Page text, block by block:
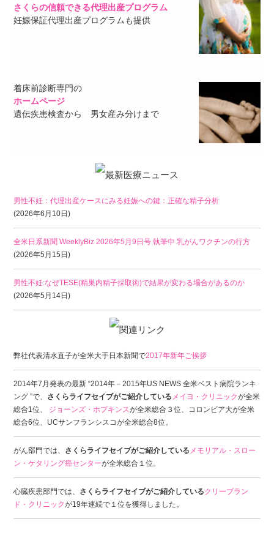
さくらの信頼できる代理出産プログラム
妊娠保証代理出産プログラムも提供
着床前診断専門の
ホームページ
遺伝疾患検査から 男女産み分けまで
男性不妊：代理出産ケースにみる妊娠への鍵：正確な精子分析
(2026年6月10日)
全米日系新聞 WeeklyBiz 2026年5月9日号 執筆中 乳がんワクチンの行方
(2026年5月15日)
男性不妊:なぜTESE(精巣内精子採取術)で結果が変わる場合があるのか
(2026年5月14日)
弊社代表清水直子が全米大手日本新聞で2017年新年ご挨拶
2014年7月発表の最新 “2014年－2015年US NEWS 全米ベスト病院ランキ
ング ”で、 さくらライフセイブがご紹介している メイヨ・クリニックが全米
総合1位、 ジョーンズ・ホプキンスが全米総合３位、コロンビア大が全米
総合6位、UCサンフランシスコが全米総合8位。
がん部門では、 さくらライフセイブがご紹介している メモリアル・スロー
ン・ケタリング癌センターが全米総合１位。
心臓疾患部門では、 さくらライフセイブがご紹介しているクリーブラン
ド・クリニックが19年連続で１位を獲得しました。